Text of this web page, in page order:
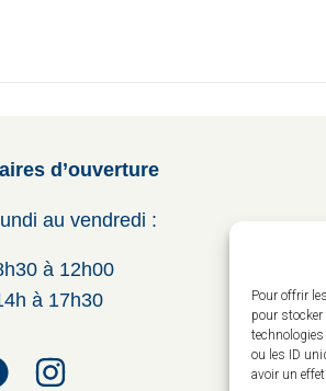
Pour offrir
pour
ou les ID
avoir un
d’ouverture
au vendredi :
à 12h00
à 17h30